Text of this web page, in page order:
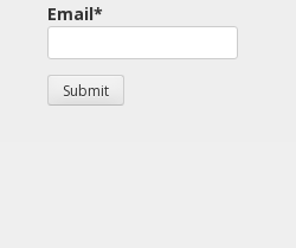
Email*